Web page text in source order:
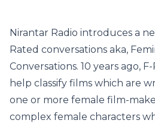
Nirantar Radio introduces a
Rated conversations aka,
Conversations. 10 years ago,
help classify films which are
one or more female film-
complex female characters